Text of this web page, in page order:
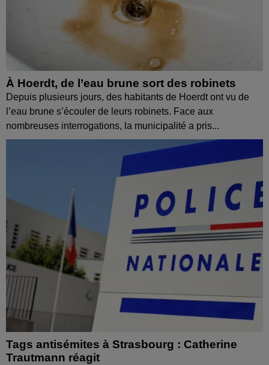
À Hoerdt, de l’eau brune sort des robinets
Depuis plusieurs jours, des habitants de Hoerdt ont vu de
l’eau brune s’écouler de leurs robinets. Face aux
nombreuses interrogations, la municipalité a pris...
Tags antisémites à Strasbourg : Catherine
Trautmann réagit